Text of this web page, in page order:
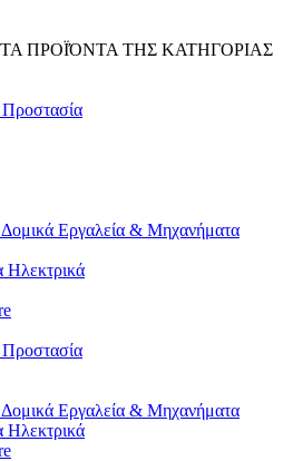
ΠΡΟΪΌΝΤΑ ΤΗΣ ΚΑΤΗΓΟΡΙΑΣ
Προστασία
Εργαλεία & Μηχανήματα
Ηλεκτρικά
Προστασία
Εργαλεία & Μηχανήματα
Ηλεκτρικά